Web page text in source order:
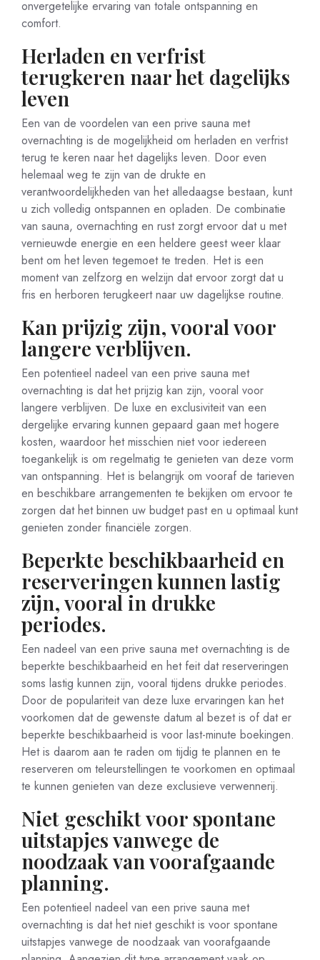
onvergetelijke ervaring van totale ontspanning en
comfort.
Herladen en verfrist
terugkeren naar het dagelijks
leven
Een van de voordelen van een prive sauna met
overnachting is de mogelijkheid om herladen en verfrist
terug te keren naar het dagelijks leven. Door even
helemaal weg te zijn van de drukte en
verantwoordelijkheden van het alledaagse bestaan, kunt
u zich volledig ontspannen en opladen. De combinatie
van sauna, overnachting en rust zorgt ervoor dat u met
vernieuwde energie en een heldere geest weer klaar
bent om het leven tegemoet te treden. Het is een
moment van zelfzorg en welzijn dat ervoor zorgt dat u
fris en herboren terugkeert naar uw dagelijkse routine.
Kan prijzig zijn, vooral voor
langere verblijven.
Een potentieel nadeel van een prive sauna met
overnachting is dat het prijzig kan zijn, vooral voor
langere verblijven. De luxe en exclusiviteit van een
dergelijke ervaring kunnen gepaard gaan met hogere
kosten, waardoor het misschien niet voor iedereen
toegankelijk is om regelmatig te genieten van deze vorm
van ontspanning. Het is belangrijk om vooraf de tarieven
en beschikbare arrangementen te bekijken om ervoor te
zorgen dat het binnen uw budget past en u optimaal kunt
genieten zonder financiële zorgen.
Beperkte beschikbaarheid en
reserveringen kunnen lastig
zijn, vooral in drukke
periodes.
Een nadeel van een prive sauna met overnachting is de
beperkte beschikbaarheid en het feit dat reserveringen
soms lastig kunnen zijn, vooral tijdens drukke periodes.
Door de populariteit van deze luxe ervaringen kan het
voorkomen dat de gewenste datum al bezet is of dat er
beperkte beschikbaarheid is voor last-minute boekingen.
Het is daarom aan te raden om tijdig te plannen en te
reserveren om teleurstellingen te voorkomen en optimaal
te kunnen genieten van deze exclusieve verwennerij.
Niet geschikt voor spontane
uitstapjes vanwege de
noodzaak van voorafgaande
planning.
Een potentieel nadeel van een prive sauna met
overnachting is dat het niet geschikt is voor spontane
uitstapjes vanwege de noodzaak van voorafgaande